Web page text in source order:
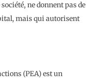
ne donnent pas de
mais qui autorisent
(PEA) est un